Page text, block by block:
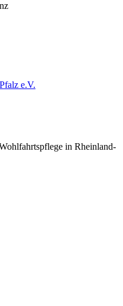
e.V.
in Rheinland-